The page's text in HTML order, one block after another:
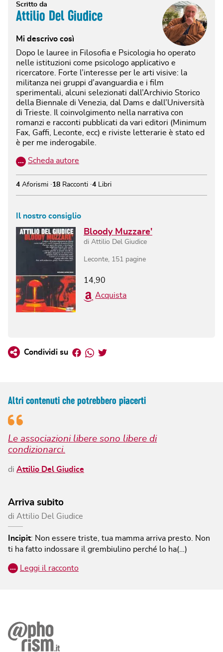
Scritto da
Attilio Del Giudice
Mi descrivo così
Dopo le lauree in Filosofia e Psicologia ho operato
nelle istituzioni come psicologo applicativo e
ricercatore. Forte l’interesse per le arti visive: la
militanza nei gruppi d’avanguardia e i film
sperimentali, alcuni selezionati dall’Archivio Storico
della Biennale di Venezia, dal Dams e dall’Università
di Trieste. Il coinvolgimento nella narrativa con
romanzi e racconti pubblicati da vari editori (Minimum
Fax, Gaffi, Leconte, ecc) e riviste letterarie è stato ed
è per me inderogabile.
… Scheda autore
4 Aforismi 18 Racconti 4 Libri
Il nostro consiglio
Bloody Muzzare'
di Attilio Del Giudice
Leconte 151 pagine
14,90
Acquista
Condividi su Facebook
Whatsapp
Twitter
Altri contenuti che potrebbero piacerti
Le associazioni libere sono libere di
condizionarci.
di Attilio Del Giudice
Arriva subito
di Attilio Del Giudice
Incipit: Non essere triste, tua mamma arriva presto.
Non
ti ha fatto indossare il grembiulino perché lo ha(…)
… Leggi il racconto